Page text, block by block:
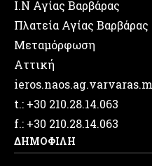
Ι.Ν Αγίας Βαρβάρας
Πλατεία Αγίας Βαρβάρας
Μεταμόρφωση
Αττική
t.: +30 210.28.14.063
f.: +30 210.28.14.063
ΔΗΜΟΦΙΛΗ